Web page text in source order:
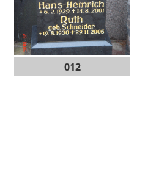
012